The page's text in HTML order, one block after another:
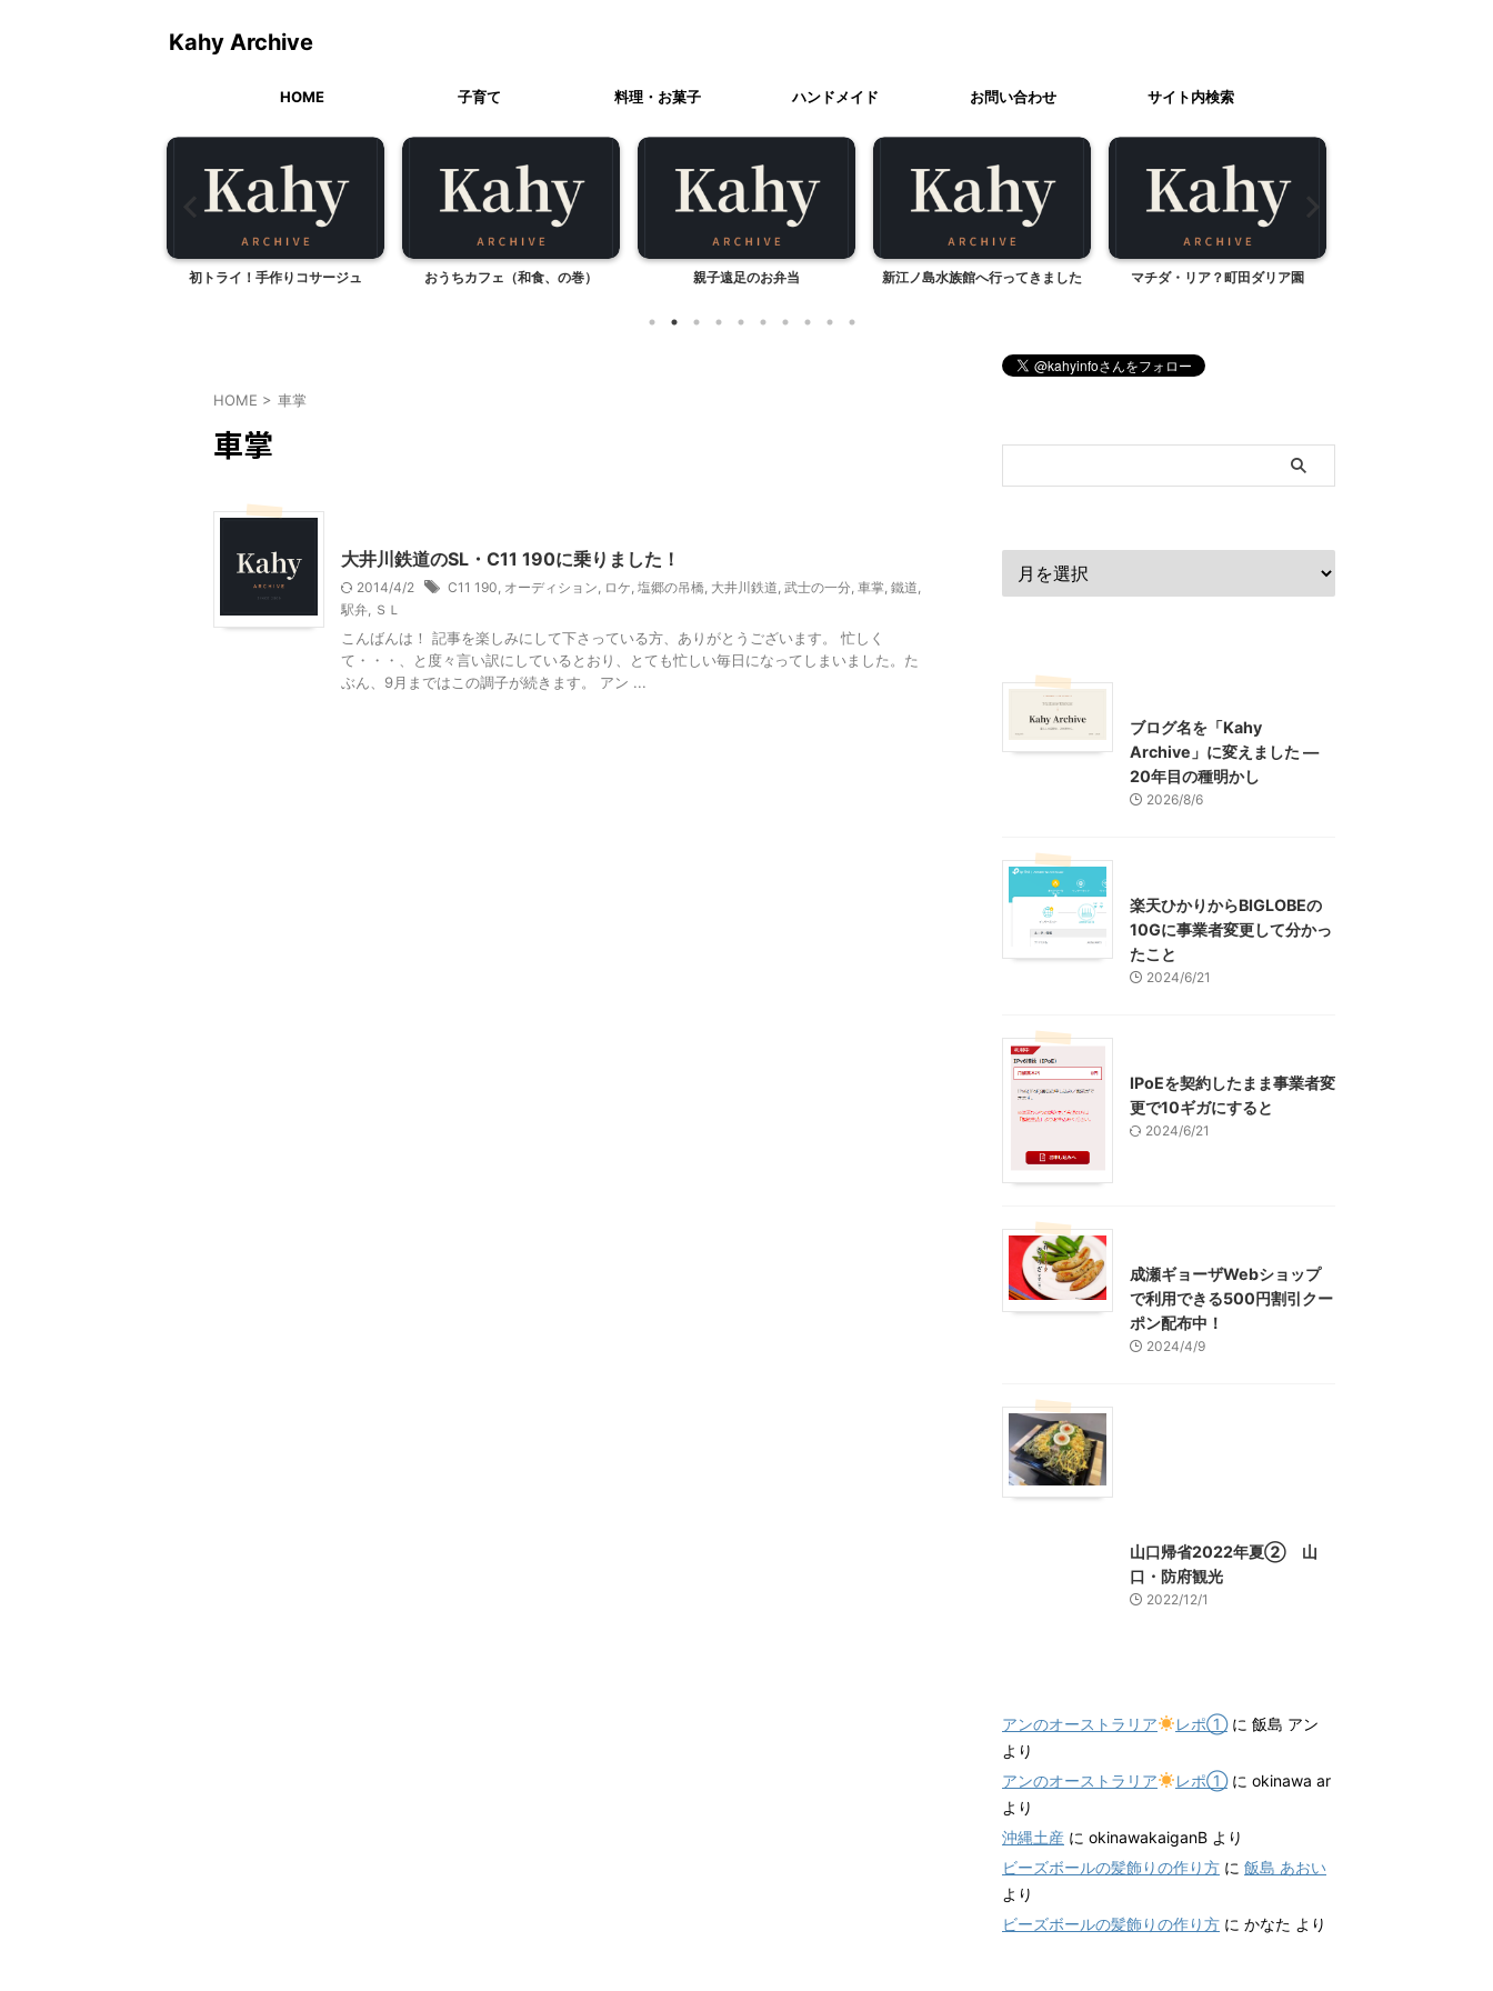
Kahy Archive
HOME 子育て 料理・お菓子 ハンドメイド お問い合わせ サイト内検索
初トライ！手作りコサージュ おうちカフェ（和食、の巻） 親子遠足のお弁当 新江ノ島水族館へ行ってきました マチダ・リア？町田ダリア園
HOME > 車掌
車掌
大井川鉄道のSL・C11 190に乗りました！
2014/4/2 C11 190 オーディション ロケ 塩郷の吊橋 大井川鉄道 武士の一分 車掌 鐵道
駅弁 ＳＬ
こんばんは！ 記事を楽しみにして下さっている方、ありがとうございます。 忙しく
て・・・、と度々言い訳にしているとおり、とても忙しい毎日になってしまいました。た
ぶん、9月まではこの調子が続きます。 アン ...
ブログ名を「Kahy
Archive」に変えました ―
20年目の種明かし
2026/8/6
楽天ひかりからBIGLOBEの
10Gに事業者変更して分かっ
たこと
2024/6/21
IPoEを契約したまま事業者変
更で10ギガにすると
2024/6/21
成瀬ギョーザWebショップ
で利用できる500円割引クー
ポン配布中！
2024/4/9
山口帰省2022年夏② 山
口・防府観光
2022/12/1
アンのオーストラリア レポ①に 飯島 アン
より
アンのオーストラリア
レポ①に okinawa ar
より
沖縄土産 に okinawakaiganB より
ビーズボールの髪飾りの作り方 に 飯島 あおい
より
ビーズボールの髪飾りの作り方 に かなた より